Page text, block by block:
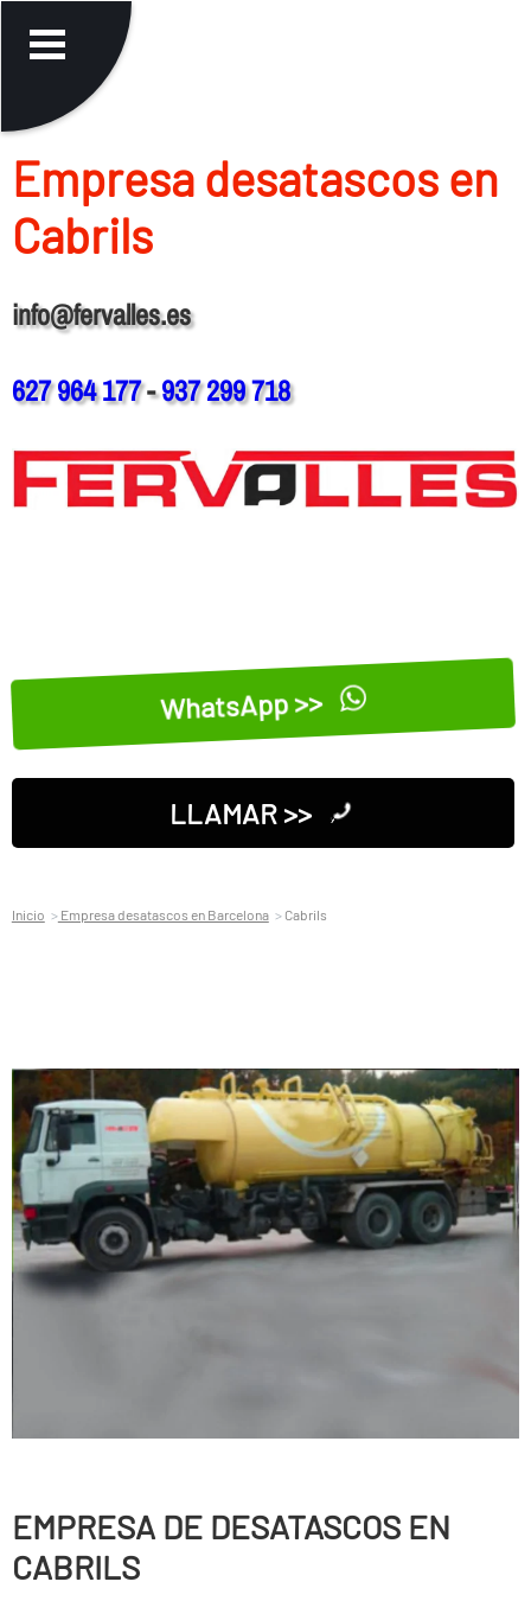
Empresa desatascos en
Cabrils
info@fervalles.es
627 964 177-937 299 718
WhatsApp >>
LLAMAR >>
Inicio Empresa desatascos en Barcelona Cabrils
EMPRESA DE DESATASCOS EN
CABRILS